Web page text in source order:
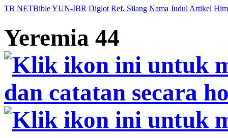
TB NETBibleYUN-IBR Diglot Ref. Silang Nama Judul Artikel
Yeremia 44